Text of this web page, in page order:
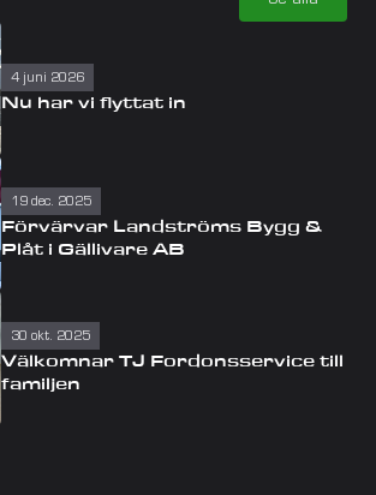
4 juni 2026
Nu har vi flyttat in
19 dec. 2025
Förvärvar Landströms Bygg &
Plåt i Gällivare AB
30 okt. 2025
Välkomnar TJ Fordonsservice till
familjen